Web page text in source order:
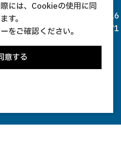
16
71
には、Cookieの使用に同
す。
をご確認ください。
意する